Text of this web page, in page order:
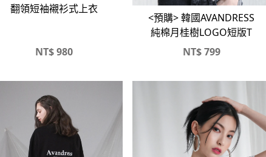
翻領短袖襯衫式上衣
NT$980
<預購> 韓國AVANDRESS
純棉月桂樹LOGO短版T
NT$799